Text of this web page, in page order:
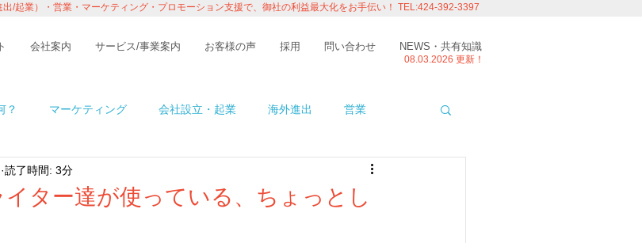
/起業）・営業・マーケティング・プロモーション支援で、御社の利益最大化をお手伝い！ TEL:424-392-3397
会社案内 サービス/事業案内 お客様の声 採用 問い合わせ NEWS・共有知識
08.03.2026 更新！
？ マーケティング 会社設立・起業 海外進出 営業
イベント・レポート ITエンジニアの視点
ター達が使っている、ちょっとし
読了時間: 3分